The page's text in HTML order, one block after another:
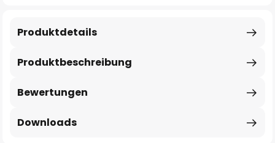
Produktbeschreibung
Produktdetails
Bewertungen
Downloads